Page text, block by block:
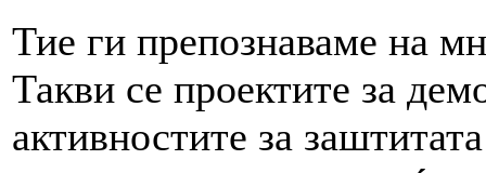
Тие ги препознаваме на
Такви се проектите за
активностите за